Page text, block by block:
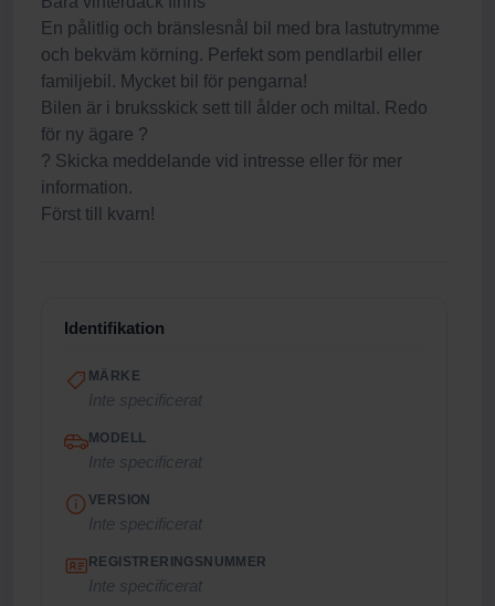
En pålitlig och bränslesnål bil med bra lastutrymme
och bekväm körning. Perfekt som pendlarbil eller
familjebil. Mycket bil för pengarna!
Bilen är i bruksskick sett till ålder och miltal. Redo
för ny ägare ?
? Skicka meddelande vid intresse eller för mer
information.
Först till kvarn!
Identifikation
MÄRKE
Inte specificerat
MODELL
Inte specificerat
VERSION
Inte specificerat
REGISTRERINGSNUMMER
Inte specificerat